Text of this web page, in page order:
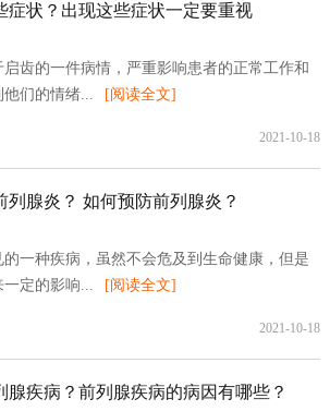
症状？出现这些症状一定要重视
齿的一件病情，严重影响患者的正常工作和
们的情绪...
[阅读全文]
2021-10-18
列腺炎？ 如何预防前列腺炎？
一种疾病，虽然不会危及到生命健康，但是
定的影响...
[阅读全文]
2021-10-18
腺疾病？前列腺疾病的病因有哪些？